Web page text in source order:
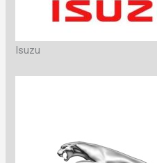
Isuzu